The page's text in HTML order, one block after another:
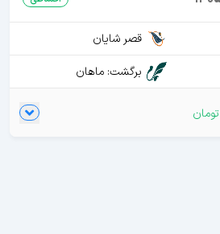
قصر شایان
برگشت: ماهان